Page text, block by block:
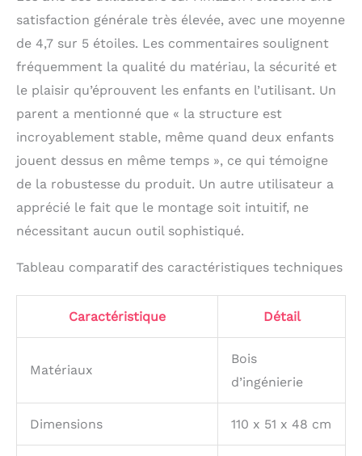
satisfaction générale très élevée, avec une moyenne
de 4,7 sur 5 étoiles. Les commentaires soulignent
fréquemment la qualité du matériau, la sécurité et
le plaisir qu’éprouvent les enfants en l’utilisant. Un
parent a mentionné que « la structure est
incroyablement stable, même quand deux enfants
jouent dessus en même temps », ce qui témoigne
de la robustesse du produit. Un autre utilisateur a
apprécié le fait que le montage soit intuitif, ne
nécessitant aucun outil sophistiqué.
Tableau comparatif des caractéristiques techniques
Caractéristique Détail
Matériaux
Bois
d’ingénierie
Dimensions 110 x 51 x 48 cm